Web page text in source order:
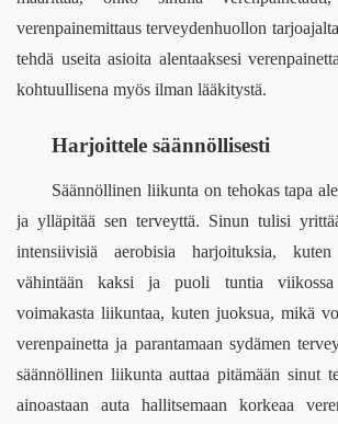
verenpainemittaus terveydenhuollon
tehdä useita asioita alentaaksesi
kohtuullisena myös ilman lääkitystä.
Harjoittele säännöllisesti
Säännöllinen liikunta on tehokas tapa
ja ylläpitää sen terveyttä. Sinun tulisi
intensiivisiä aerobisia harjoituksia,
vähintään kaksi ja puoli tuntia
voimakasta liikuntaa, kuten juoksua, mikä
verenpainetta ja parantamaan sydämen
säännöllinen liikunta auttaa pitämään sinut
ainoastaan ​​auta hallitsemaan korkeaa